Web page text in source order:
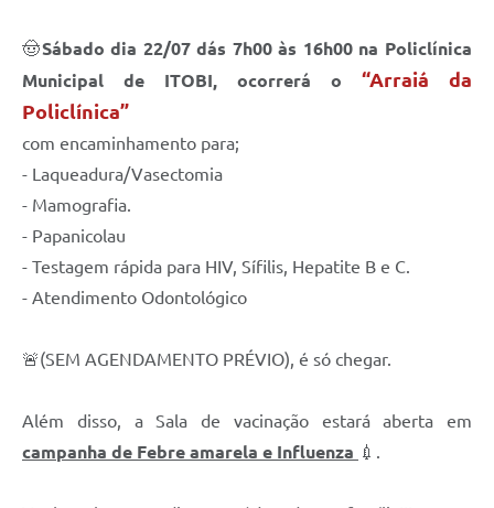
IPTU
Editais
Telefones Úteis
🤠Sábado dia 22/07 dás 7h00 às 16h00 na Policlínica
Municipal de ITOBI, ocorrerá o “Arraiá da
Policlínica”
com encaminhamento para;
- Laqueadura/Vasectomia
- Mamografia.
- Papanicolau
- Testagem rápida para HIV, Sífilis, Hepatite B e C.
- Atendimento Odontológico
🚨(SEM AGENDAMENTO PRÉVIO), é só chegar.
Além disso, a Sala de vacinação estará aberta em
campanha de Febre amarela e Influenza 💉.